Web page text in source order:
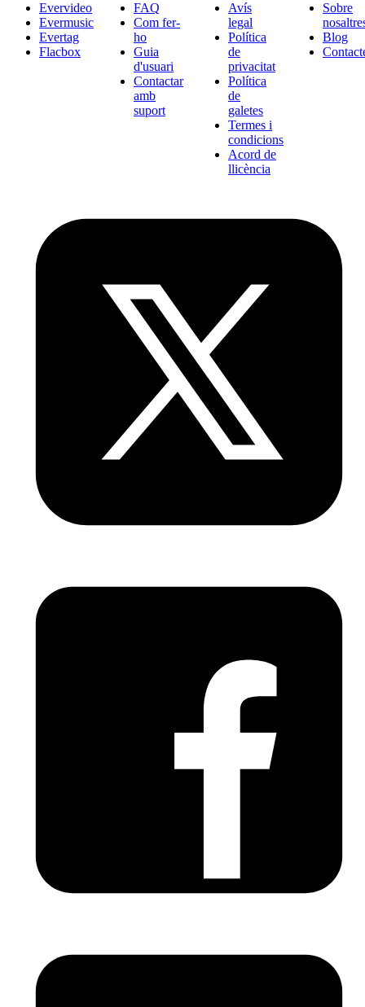
Evervideo
Evermusic
Evertag
Flacbox
FAQ
Com fer-
ho
Guia
d'usuari
Contactar
amb
suport
Avís
legal
Política
de
privacitat
Política
de
galetes
Termes i
condicions
Acord de
llicència
Sobre
Blog